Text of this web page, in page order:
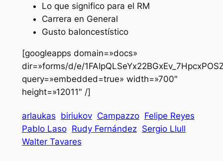
Lo que significo para el RM
Carrera en General
Gusto baloncestístico
[googleapps domain=»docs»
dir=»forms/d/e/
query=»embedded=true» width=»700″
height=»12011″ /]
arlaukas biriukov Campazzo Felipe Reyes
Pablo Laso Rudy Fernández Sergio Llull
Walter Tavares